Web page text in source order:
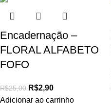
Encadernação –
FLORAL ALFABETO
FOFO
R$25,00 R$2,90
Adicionar ao carrinho